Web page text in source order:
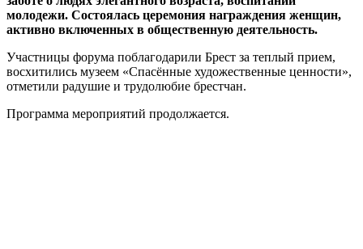
молодежи. Состоялась церемония награждения женщин,
активно включенных в общественную деятельность.
Участницы форума поблагодарили Брест за теплый прием,
восхитились музеем «Спасённые художественные ценности»,
отметили радушие и трудолюбие брестчан.
Программа мероприятий продолжается.